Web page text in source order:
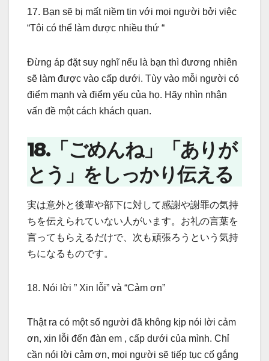
17. Bạn sẽ bị mất niềm tin với mọi người bởi việc
“Tôi có thể làm được nhiều thứ “
Đừng áp đặt suy nghĩ nếu là bạn thì đương nhiên
sẽ làm được vào cấp dưới. Tùy vào mỗi người có
điểm mạnh và điểm yếu của họ. Hãy nhìn nhận
vấn đề một cách khách quan.
18.「ごめんね」「ありが
とう」をしっかり伝える
実は意外と後輩や部下に対して感謝や謝罪の気持
ちを伝えられていない人がいます。お礼の言葉を
言ってもらえるだけで、次も頑張ろうという気持
ちになるものです。
18. Nói lời ” Xin lỗi” và “Cảm ơn”
Thật ra có một số người đã không kịp nói lời cảm
ơn, xin lỗi đến đàn em , cấp dưới của mình. Chỉ
cần nói lời cảm ơn, mọi người sẽ tiếp tục cố gắng